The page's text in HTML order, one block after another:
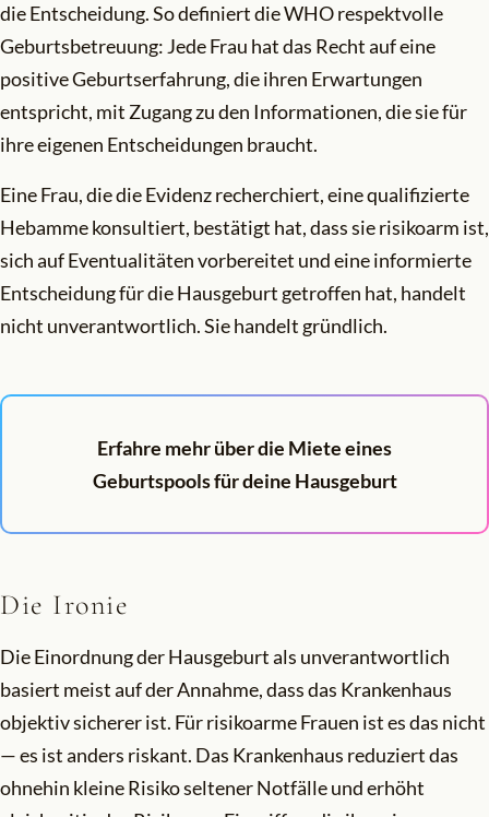
die Entscheidung. So definiert die WHO respektvolle
Geburtsbetreuung: Jede Frau hat das Recht auf eine
positive Geburtserfahrung, die ihren Erwartungen
entspricht, mit Zugang zu den Informationen, die sie für
ihre eigenen Entscheidungen braucht.
Eine Frau, die die Evidenz recherchiert, eine qualifizierte
Hebamme konsultiert, bestätigt hat, dass sie risikoarm ist,
sich auf Eventualitäten vorbereitet und eine informierte
Entscheidung für die Hausgeburt getroffen hat, handelt
nicht unverantwortlich. Sie handelt gründlich.
Erfahre mehr über die Miete eines
Geburtspools für deine Hausgeburt
Die Ironie
Die Einordnung der Hausgeburt als unverantwortlich
basiert meist auf der Annahme, dass das Krankenhaus
objektiv sicherer ist. Für risikoarme Frauen ist es das nicht
— es ist anders riskant. Das Krankenhaus reduziert das
ohnehin kleine Risiko seltener Notfälle und erhöht